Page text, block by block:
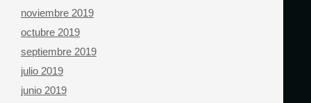
noviembre 2019
octubre 2019
septiembre 2019
julio 2019
junio 2019